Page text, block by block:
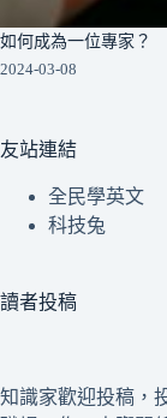
如何成為一位專家？
2024-03-08
友站連結
全民學英文
科技兔
讀者投稿
知識家歡迎投稿，